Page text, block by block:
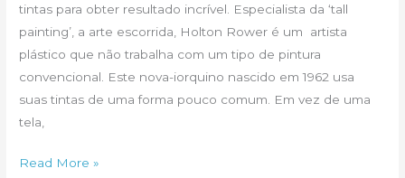
tintas para obter resultado incrível. Especialista da ‘tall
painting’, a arte escorrida, Holton Rower é um artista
plástico que não trabalha com um tipo de pintura
convencional. Este nova-iorquino nascido em 1962 usa
suas tintas de uma forma pouco comum. Em vez de uma
tela,
Todas
Read More »